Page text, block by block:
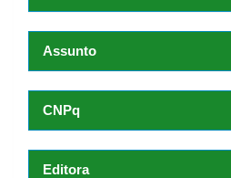
Assunto
CNPq
Editora